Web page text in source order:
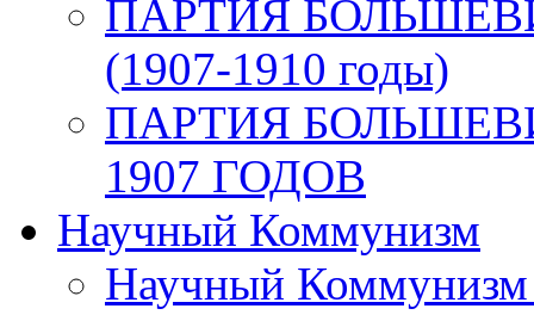
ПАРТИЯ
(1907-1910 годы)
ПАРТИЯ
1907 ГОДОВ
Научный Коммунизм
Научный Коммунизм